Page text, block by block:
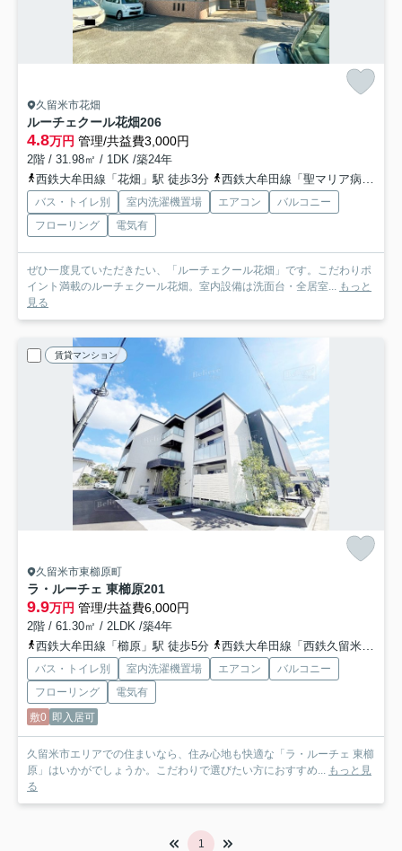
久留米市花畑
ルーチェクール花畑206
4.8万円 管理/共益費3,000円
2階 / 31.98㎡ / 1DK /築24年
西鉄大牟田線「花畑」駅 徒歩3分
西鉄大牟田線「聖マリア病院前」駅 徒歩8分
バス・トイレ別 室内洗濯機置場 エアコン
バルコニー
フローリング
電気有
ぜひ一度見ていただきたい、「ルーチェクール花畑」です。こだわりポ
イント満載のルーチェクール花畑。室内設備は洗面台・全居室...
もっと
見る
賃貸マンション
久留米市東櫛原町
ラ・ルーチェ 東櫛原201
9.9万円 管理/共益費6,000円
2階 / 61.30㎡ / 2LDK /築4年
西鉄大牟田線「櫛原」駅 徒歩5分
西鉄大牟田線「西鉄久留米」駅 徒歩18分
バス・トイレ別 室内洗濯機置場 エアコン
バルコニー
フローリング
電気有
敷0 即入居可
久留米市エリアでの住まいなら、住み心地も快適な「ラ・ルーチェ 東櫛
原」はいかがでしょうか。こだわりで選びたい方におすすめ...
もっと見
る
1